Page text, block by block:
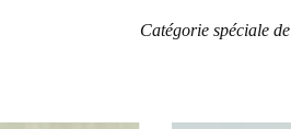
Catégorie spéciale